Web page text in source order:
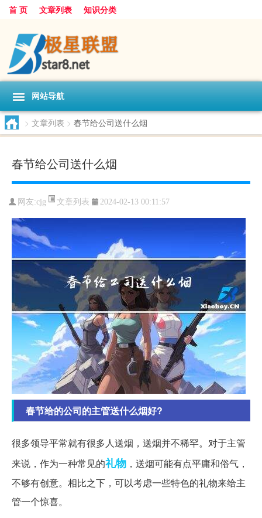
首 页 文章列表 知识分类
网站导航
> 文章列表 > 春节给公司送什么烟
春节给公司送什么烟
网友:cjg 文章列表 2024-02-13 00:11:57
春节给的公司的主管送什么烟好?
很多领导平常就有很多人送烟，送烟并不稀罕。对于主管
来说，作为一种常见的礼物 ，送烟可能有点平庸和俗气，
不够有创意。相比之下，可以考虑一些特色的礼物来给主
管一个惊喜。